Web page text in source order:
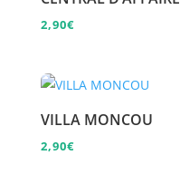
2,90€
VILLA MONCOU
2,90€